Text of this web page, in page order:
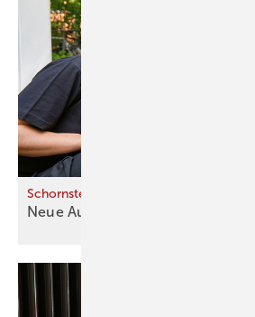
Schornsteinfeger prüfen Wärmepumpen
Neue Aufgaben für die Schwarze